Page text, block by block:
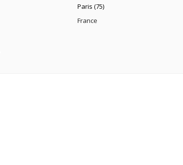
Paris (75)
France